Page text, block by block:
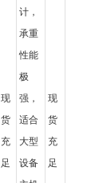
现
货
充
足
计，
承重
性能
极
强，
适合
大型
设备
现
货
充
足